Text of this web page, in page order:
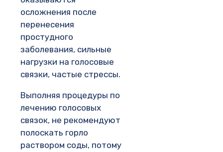
осложнения после
перенесения
простудного
заболевания, сильные
нагрузки на голосовые
связки, частые стрессы.
Выполняя процедуры по
лечению голосовых
связок, не рекомендуют
полоскать горло
раствором соды, потому